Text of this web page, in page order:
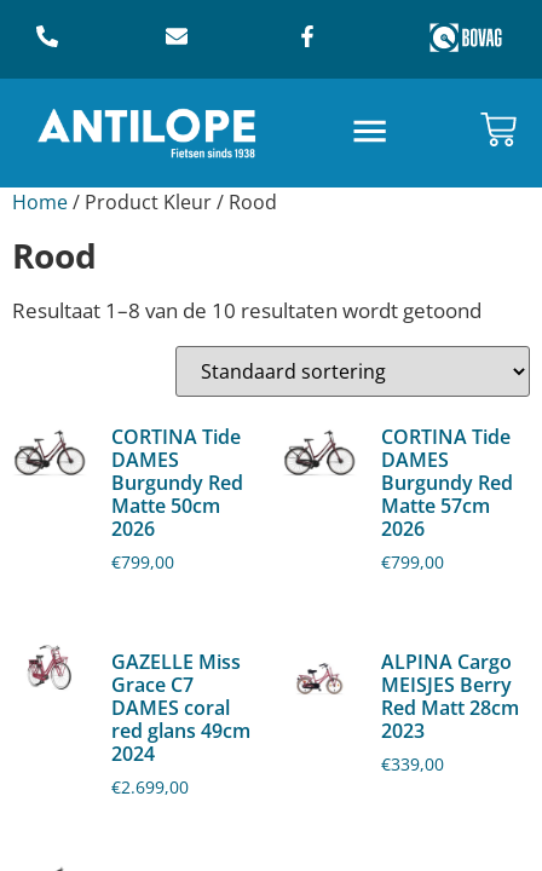
Home/ Product Kleur / Rood
Rood
Resultaat 1–8 van de 10 resultaten wordt getoond
CORTINA Tide
DAMES
Burgundy Red
Matte 50cm
2026
€799,00
CORTINA Tide
DAMES
Burgundy Red
Matte 57cm
2026
€799,00
GAZELLE Miss
Grace C7
DAMES coral
red glans 49cm
2024
€2.699,00
ALPINA Cargo
MEISJES Berry
Red Matt 28cm
2023
€339,00